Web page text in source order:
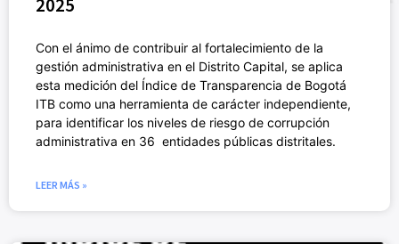
2025
Con el ánimo de contribuir al fortalecimiento de la
gestión administrativa en el Distrito Capital, se aplica
esta medición del Índice de Transparencia de Bogotá
ITB como una herramienta de carácter independiente,
para identificar los niveles de riesgo de corrupción
administrativa en 36 entidades públicas distritales.
LEER MÁS »